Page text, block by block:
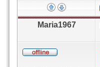
Maria1967